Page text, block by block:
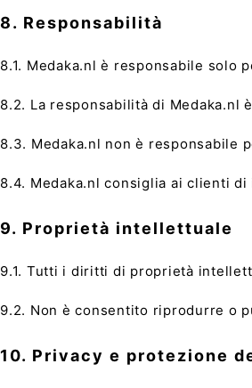
8. Responsabilità
8.1. Medaka.nl è responsabile
8.2. La responsabilità di
8.3. Medaka.nl non è responsabile
8.4. Medaka.nl consiglia ai clienti
9. Proprietà intellettuale
9.1. Tutti i diritti di proprietà
9.2. Non è consentito riprodurre o
10. Privacy e protezione